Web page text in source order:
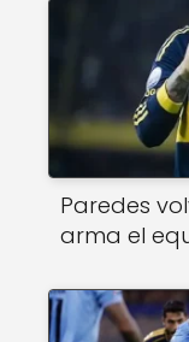
Paredes
arma el